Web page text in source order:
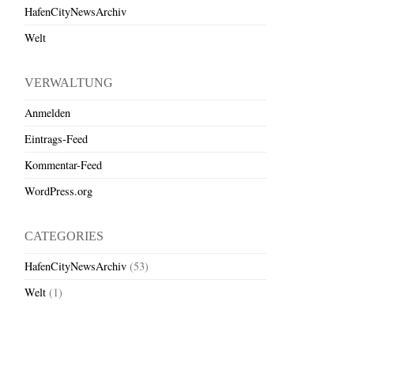
HafenCityNewsArchiv
Welt
VERWALTUNG
Anmelden
Eintrags-Feed
Kommentar-Feed
WordPress.org
CATEGORIES
HafenCityNewsArchiv (53)
Welt (1)